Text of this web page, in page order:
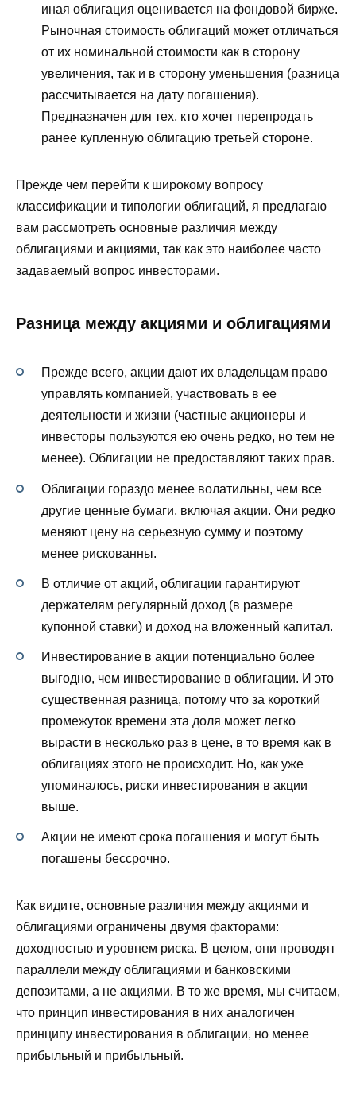
иная облигация оценивается на фондовой бирже.
Рыночная стоимость облигаций может отличаться
от их номинальной стоимости как в сторону
увеличения, так и в сторону уменьшения (разница
рассчитывается на дату погашения).
Предназначен для тех, кто хочет перепродать
ранее купленную облигацию третьей стороне.
Прежде чем перейти к широкому вопросу
классификации и типологии облигаций, я предлагаю
вам рассмотреть основные различия между
облигациями и акциями, так как это наиболее часто
задаваемый вопрос инвесторами.
Разница между акциями и облигациями
Прежде всего, акции дают их владельцам право
управлять компанией, участвовать в ее
деятельности и жизни (частные акционеры и
инвесторы пользуются ею очень редко, но тем не
менее). Облигации не предоставляют таких прав.
Облигации гораздо менее волатильны, чем все
другие ценные бумаги, включая акции. Они редко
меняют цену на серьезную сумму и поэтому
менее рискованны.
В отличие от акций, облигации гарантируют
держателям регулярный доход (в размере
купонной ставки) и доход на вложенный капитал.
Инвестирование в акции потенциально более
выгодно, чем инвестирование в облигации. И это
существенная разница, потому что за короткий
промежуток времени эта доля может легко
вырасти в несколько раз в цене, в то время как в
облигациях этого не происходит. Но, как уже
упоминалось, риски инвестирования в акции
выше.
Акции не имеют срока погашения и могут быть
погашены бессрочно.
Как видите, основные различия между акциями и
облигациями ограничены двумя факторами:
доходностью и уровнем риска. В целом, они проводят
параллели между облигациями и банковскими
депозитами, а не акциями. В то же время, мы считаем,
что принцип инвестирования в них аналогичен
принципу инвестирования в облигации, но менее
прибыльный и прибыльный.